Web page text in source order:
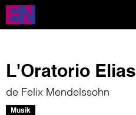
Direkt
zum
Inhalt
L'Oratorio Elias
de Felix Mendelssohn
Musik